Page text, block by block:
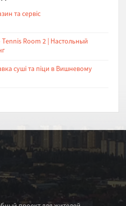
та сервіс
Tennis Room 2 | Настольный
суші та піци в Вишневому